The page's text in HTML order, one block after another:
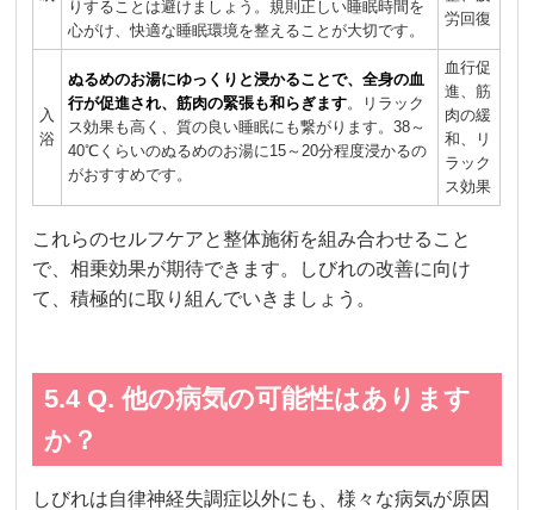
りすることは避けましょう。規則正しい睡眠時間を
心がけ、快適な睡眠環境を整えることが大切です。
労回復
入
浴
ぬるめのお湯にゆっくりと浸かることで、全身の血
行が促進され、筋肉の緊張も和らぎます。リラック
ス効果も高く、質の良い睡眠にも繋がります。38～
40℃くらいのぬるめのお湯に15～20分程度浸かるの
がおすすめです。
血行促
進、筋
肉の緩
和、リ
ラック
ス効果
これらのセルフケアと整体施術を組み合わせること
で、相乗効果が期待できます。しびれの改善に向け
て、積極的に取り組んでいきましょう。
5.4 Q. 他の病気の可能性はあります
か？
しびれは自律神経失調症以外にも、様々な病気が原因